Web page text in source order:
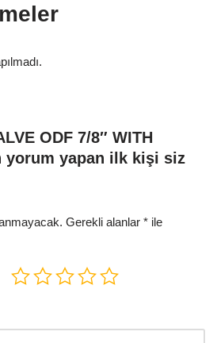
ODF 7/8″ WITH
yorum yapan ilk kişi siz
Gerekli alanlar * ile